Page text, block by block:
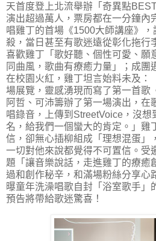
天首度登上北流舉辦「奇異點
演出超過萬人，票房都在一分鐘內
唱雞丁的首場《1500大師講座》
殺，當日甚至有歌迷遠從彰化拖行
喜歡雞丁「歌好聽、個性可愛、願
同曲風，歌曲有療癒力量」；成團
在校園火紅，雞丁坦言始料未及：
場展覽，靈感湧現而寫了第一首歌
阿哲、可沛籌辦了第一場演出，在
唱錄音，上傳到StreetVoice，沒
名，給我們一個蠻大的肯定。」雞
信，卻無心插柳組成「理想混蛋」
一切對他來說都覺得不可置信。受
題「讓音樂說話，走進雞丁的療癒
過和創作秘辛，和滿場粉絲分享心
曝童年洗澡唱歌自封「浴室歌手」
預告將帶給歌迷驚喜！